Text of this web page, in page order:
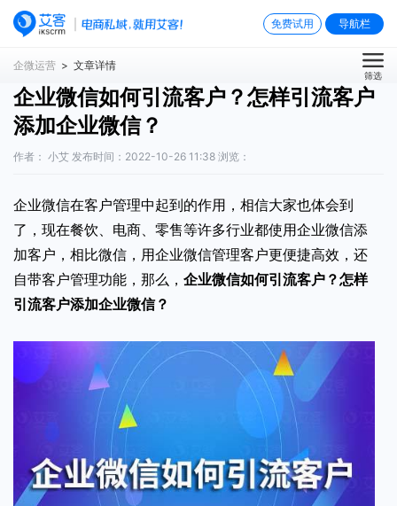
免费试用 导航栏
企微运营 > 文章详情
筛选
企业微信如何引流客户？怎样引流客户
添加企业微信？
作者： 小艾 发布时间：2022-10-26 11:38 浏览：
企业微信在客户管理中起到的作用，相信大家也体会到
了，现在餐饮、电商、零售等许多行业都使用企业微信添
加客户，相比微信，用企业微信管理客户更便捷高效，还
自带客户管理功能，那么， 企业微信如何引流客户 ？怎样
引流客户添加企业微信？